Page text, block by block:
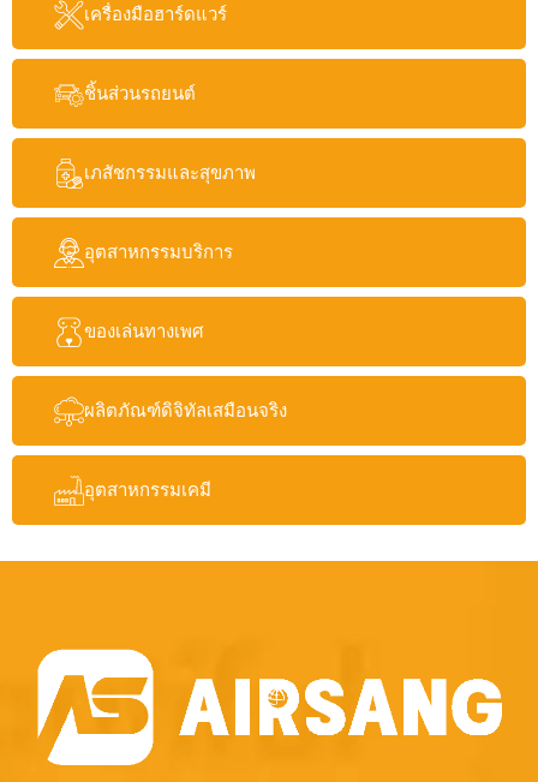
เครื่องมือฮาร์ดแวร์
ชิ้นส่วนรถยนต์
เภสัชกรรมและสุขภาพ
อุตสาหกรรมบริการ
ของเล่นทางเพศ
ผลิตภัณฑ์ดิจิทัลเสมือนจริง
อุตสาหกรรมเคมี